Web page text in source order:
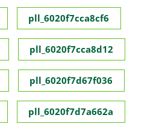
pll_6020f7cca8cf6
pll_6020f7cca8d12
pll_6020f7d67f036
pll_6020f7d7a662a